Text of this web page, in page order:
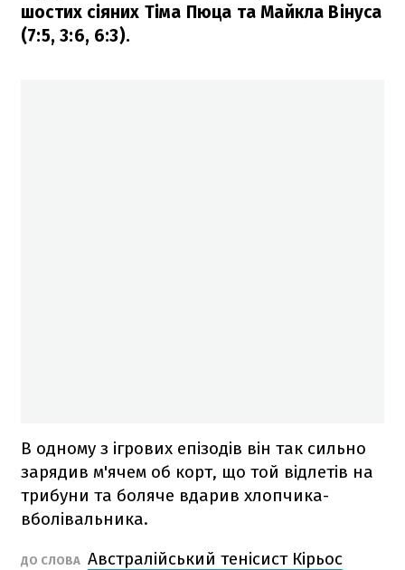
шостих сіяних Тіма Пюца та Майкла Вінуса
(7:5, 3:6, 6:3).
В одному з ігрових епізодів він так сильно
зарядив м'ячем об корт, що той відлетів на
трибуни та боляче вдарив хлопчика-
вболівальника.
ДО СЛОВА Австралійський тенісист Кірьос